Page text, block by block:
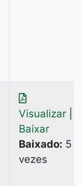
Visualizar
Baixar
Baixado: 5
vezes